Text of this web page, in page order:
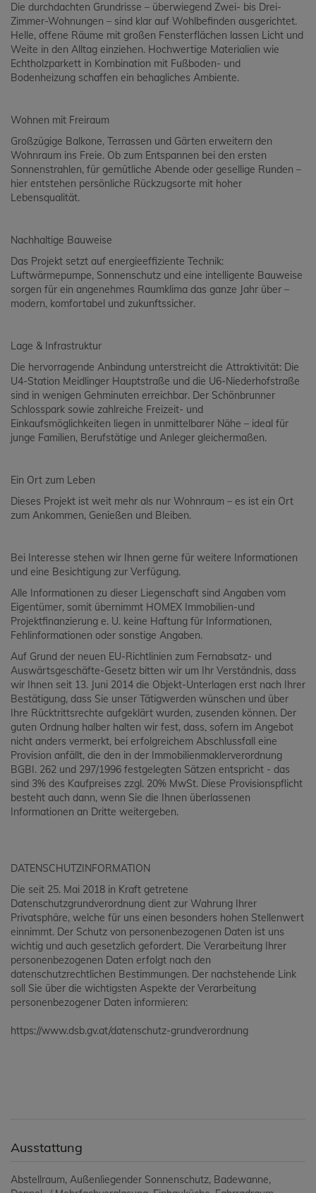
Die durchdachten Grundrisse – überwiegend Zwei- bis Drei-
Zimmer-Wohnungen – sind klar auf Wohlbefinden ausgerichtet.
Helle, offene Räume mit großen Fensterflächen lassen Licht und
Weite in den Alltag einziehen. Hochwertige Materialien wie
Echtholzparkett in Kombination mit Fußboden- und
Bodenheizung schaffen ein behagliches Ambiente.
Wohnen mit Freiraum
Großzügige Balkone, Terrassen und Gärten erweitern den
Wohnraum ins Freie. Ob zum Entspannen bei den ersten
Sonnenstrahlen, für gemütliche Abende oder gesellige Runden –
hier entstehen persönliche Rückzugsorte mit hoher
Lebensqualität.
Nachhaltige Bauweise
Das Projekt setzt auf energieeffiziente Technik:
Luftwärmepumpe, Sonnenschutz und eine intelligente Bauweise
sorgen für ein angenehmes Raumklima das ganze Jahr über –
modern, komfortabel und zukunftssicher.
Lage & Infrastruktur
Die hervorragende Anbindung unterstreicht die Attraktivität: Die
U4-Station Meidlinger Hauptstraße und die U6-Niederhofstraße
sind in wenigen Gehminuten erreichbar. Der Schönbrunner
Schlosspark sowie zahlreiche Freizeit- und
Einkaufsmöglichkeiten liegen in unmittelbarer Nähe – ideal für
junge Familien, Berufstätige und Anleger gleichermaßen.
Ein Ort zum Leben
Dieses Projekt ist weit mehr als nur Wohnraum – es ist ein Ort
zum Ankommen, Genießen und Bleiben.
Bei Interesse stehen wir Ihnen gerne für weitere Informationen
und eine Besichtigung zur Verfügung.
Alle Informationen zu dieser Liegenschaft sind Angaben vom
Eigentümer, somit übernimmt HOMEX Immobilien-und
Projektfinanzierung e. U. keine Haftung für Informationen,
Fehlinformationen oder sonstige Angaben.
Auf Grund der neuen EU-Richtlinien zum Fernabsatz- und
Auswärtsgeschäfte-Gesetz bitten wir um Ihr Verständnis, dass
wir Ihnen seit 13. Juni 2014 die Objekt-Unterlagen erst nach Ihrer
Bestätigung, dass Sie unser Tätigwerden wünschen und über
Ihre Rücktrittsrechte aufgeklärt wurden, zusenden können. Der
guten Ordnung halber halten wir fest, dass, sofern im Angebot
nicht anders vermerkt, bei erfolgreichem Abschlussfall eine
Provision anfällt, die den in der Immobilienmaklerverordnung
BGBI. 262 und 297/1996 festgelegten Sätzen entspricht - das
sind 3% des Kaufpreises zzgl. 20% MwSt. Diese Provisionspflicht
besteht auch dann, wenn Sie die Ihnen überlassenen
Informationen an Dritte weitergeben.
DATENSCHUTZINFORMATION
Die seit 25. Mai 2018 in Kraft getretene
Datenschutzgrundverordnung dient zur Wahrung Ihrer
Privatsphäre, welche für uns einen besonders hohen Stellenwert
einnimmt. Der Schutz von personenbezogenen Daten ist uns
wichtig und auch gesetzlich gefordert. Die Verarbeitung Ihrer
personenbezogenen Daten erfolgt nach den
datenschutzrechtlichen Bestimmungen. Der nachstehende Link
soll Sie über die wichtigsten Aspekte der Verarbeitung
personenbezogener Daten informieren:
https://www.dsb.gv.at/datenschutz-grundverordnung
Ausstattung
Abstellraum Außenliegender Sonnenschutz Badewanne